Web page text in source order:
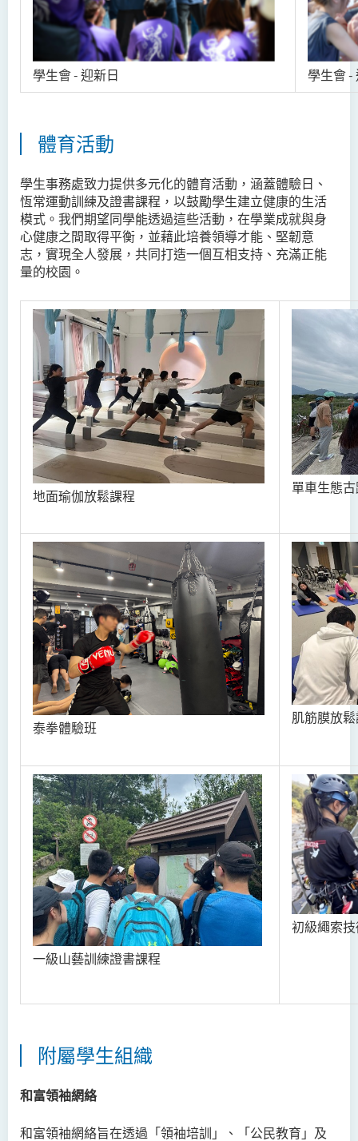
學生會 - 迎新日 學生會 -
體育活動
學生事務處致力提供多元化的體育活動，涵蓋體驗日、
恆常運動訓練及證書課程，以鼓勵學生建立健康的生活
模式。我們期望同學能透過這些活動，在學業成就與身
心健康之間取得平衡，並藉此培養領導才能、堅韌意
志，實現全人發展，共同打造一個互相支持、充滿正能
量的校園。
地面瑜伽放鬆課程
單車生態
泰拳體驗班
肌筋膜放
一級山藝訓練證書課程
初級繩索
附屬學生組織
和富領袖網絡
和富領袖網絡旨在透過「領袖培訓」、「公民教育」及